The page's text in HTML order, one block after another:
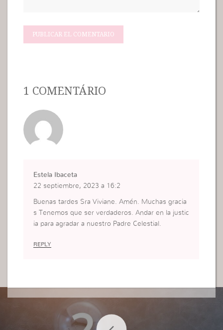
1 COMENTÁRIO
Estela Ibaceta
22 septiembre, 2023 a 16:2
Buenas tardes Sra Viviane. Amén. Muchas gracia
s Tenemos que ser verdaderos. Andar en la justic
ia para agradar a nuestro Padre Celestial.
REPLY